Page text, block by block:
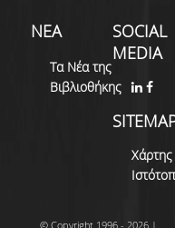
ΝΕΑ
Τα Νέα της
Βιβλιοθήκης
SOCIAL
MEDIA
Χάρτης
© Copyright 1996 - 2026 |